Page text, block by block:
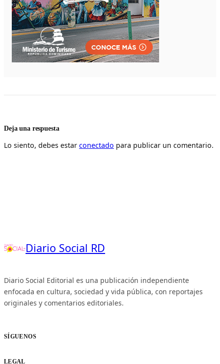
Deja una respuesta
Lo siento, debes estar conectado para publicar un comentario.
Diario Social RD
Diario Social Editorial es una publicación independiente
enfocada en cultura, sociedad y vida pública, con reportajes
originales y comentarios editoriales.
SÍGUENOS
LEGAL